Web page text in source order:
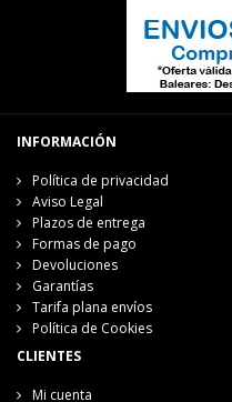
INFORMACIÓN
Política de privacidad
Aviso Legal
Plazos de entrega
Formas de pago
Devoluciones
Garantías
Tarifa plana envíos
Política de Cookies
CLIENTES
Mi cuenta